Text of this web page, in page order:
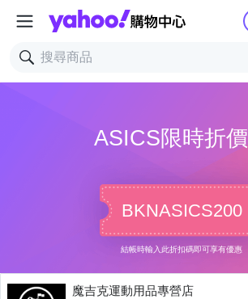
Yahoo購
ASICS限時折
BKNASICS200
結帳時輸入此折扣碼即可享有優惠
魔吉克運動用品專營店